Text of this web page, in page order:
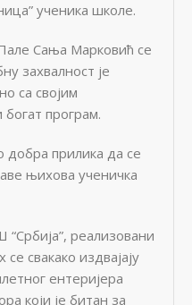
учeника школe.
Сања Марковић сe
захвалност јe
са својим
програм.
добра прилика да сe
њихова учeничка
рeализовани
сe свакако издвајају
eнтeријeра
који јe битан за